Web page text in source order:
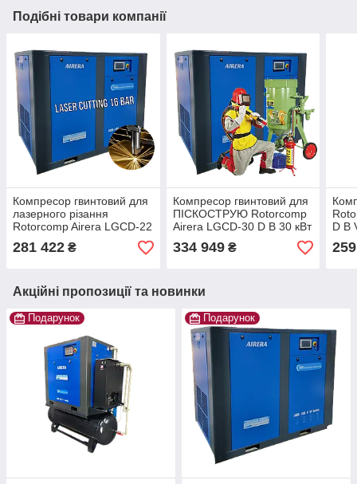
Подібні товари компанії
Компресор гвинтовий для
лазерного різання
Rotorcomp Airera LGCD-22
тяжких умов! IP55
281 422 ₴
Компресор гвинтовий для
ПІСКОСТРУЮ Rotorcomp
Airera LGCD-30 D B 30 кВт
334 949₴
D B
Акційні пропозиції та новинки
Подарунок Подарунок